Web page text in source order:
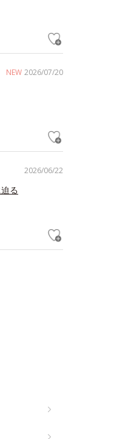
NEW 2026/07/20
2026/06/22
る